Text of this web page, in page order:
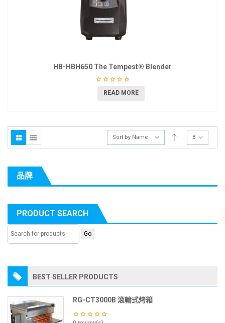
HB-HBH650 The Tempest® Blender
READ MORE
Sort by Name 8
品牌
PRODUCT SEARCH
BEST SELLER PRODUCTS
RG-CT3000B 滾輪式烤箱